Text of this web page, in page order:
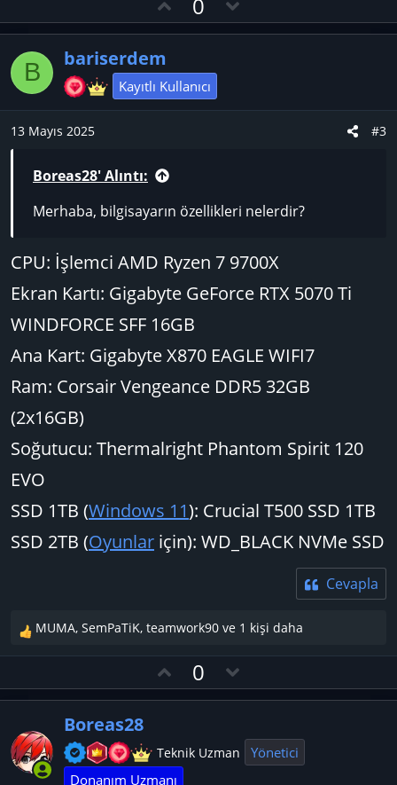
k
l
y
a
o
o
B bariserdem
Kayıtlı Kullanıcı
13 Mayıs 2025 #3
Boreas28' Alıntı:
Merhaba, bilgisayarın özellikleri nelerdir?
CPU: İşlemci AMD Ryzen 7 9700X
Ekran Kartı: Gigabyte GeForce RTX 5070 Ti
WINDFORCE SFF 16GB
Ana Kart: Gigabyte X870 EAGLE WIFI7
Ram: Corsair Vengeance DDR5 32GB
(2x16GB)
Soğutucu: Thermalright Phantom Spirit 120
EVO
SSD 1TB (Windows 11): Crucial T500 SSD 1TB
SSD 2TB (Oyunlar için): WD_BLACK NVMe SSD
Cevapla
T
e
k
e
r
MUMA, SemPaTiK, teamwork90 ve 1 kişi daha
O
y
0
o
n
v
Boreas28
Teknik Uzman
Yönetici
Donanım Uzmanı